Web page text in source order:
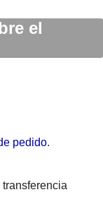
el
pedido.